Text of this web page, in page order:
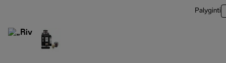
Palyginti